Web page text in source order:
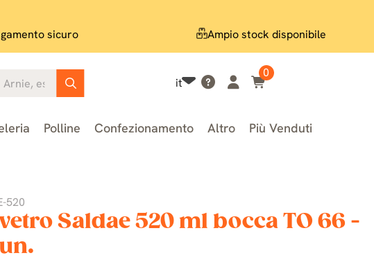
sicuro Ampio stock disponibile
it
0
Polline Confezionamento Altro Più Venduti
520
Saldae 520 ml bocca TO 66 -